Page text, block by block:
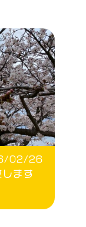
02/26
ます